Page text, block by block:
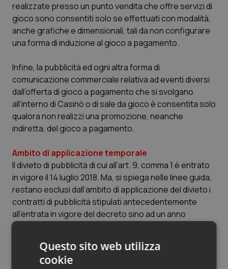
Ulcera & Reflusso
Vaccini
realizzate presso un punto vendita che offre servizi di
gioco sono consentiti solo se effettuati con modalità,
anche grafiche e dimensionali, tali da non configurare
una forma di induzione al gioco a pagamento.
Infine, la pubblicità ed ogni altra forma di
comunicazione commerciale relativa ad eventi diversi
dall’offerta di gioco a pagamento che si svolgano
all’interno di Casinò o di sale da gioco è consentita solo
qualora non realizzi una promozione, neanche
indiretta, del gioco a pagamento.
Ambito di applicazione temporale
Il divieto di pubblicità di cui all’art. 9, comma 1 è entrato
in vigore il 14 luglio 2018. Ma, si spiega nelle linee guida,
restano esclusi dall’ambito di applicazione del divieto i
contratti di pubblicità stipulati antecedentemente
all’entrata in vigore del decreto sino ad un anno
dall’entrata in vigore dello stesso. Dal 1° gennaio 2019, il
sponsorizzazioni, ferma restando la salvezza dei
contratti in corso di esecuzione al 14 luglio 2019,
Questo sito web utilizza
cookie